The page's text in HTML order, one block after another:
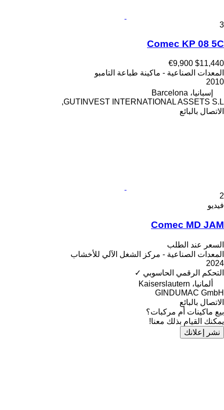
3
Comec KP 08 5C
$11,440
€9,900
المعدات الصناعية - ماكينة طباعة التامبو
2010
إسبانيا، Barcelona
GUTINVEST INTERNATIONAL ASSETS S.L,
الاتصال بالبائع
2
فيديو
Comec MD JAM
السعر عند الطلب
المعدات الصناعية - مركز الشغل الآلي للأخشاب
2024
التحكم الرقمي الحاسوبي ✓
ألمانيا، Kaiserslautern
GINDUMAC GmbH
الاتصال بالبائع
بيع ماكينات أم مركبات؟
يمكنك القيام بذلك معنا!
نشر إعلانك